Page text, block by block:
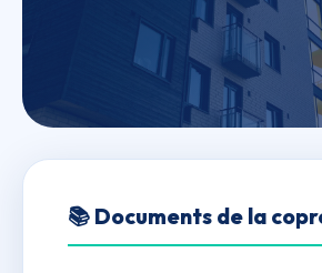
SDC 24-26 RUE
📚 Documents de la